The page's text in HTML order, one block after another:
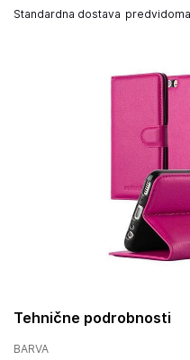
Tehnične podrobnosti
BARVA
Standardna dostava